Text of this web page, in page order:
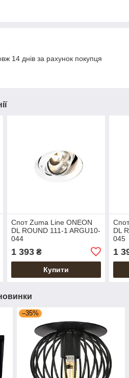
14 днів за рахунок покупця
Спот Zuma Line ONEON
DL ROUND 111-1 ARGU10-
044
1 393₴
Купити
DL
045
1
–35%